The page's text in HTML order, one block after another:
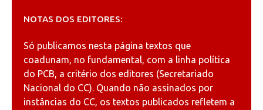
NOTAS DOS EDITORES:
Só publicamos nesta página textos que
coadunam, no fundamental, com a linha política
do PCB, a critério dos editores (Secretariado
Nacional do CC). Quando não assinados por
instâncias do CC, os textos publicados refletem a